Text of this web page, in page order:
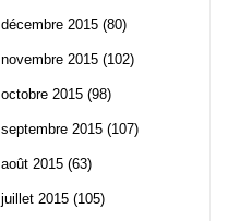
décembre 2015 (80)
novembre 2015 (102)
octobre 2015 (98)
septembre 2015 (107)
août 2015 (63)
juillet 2015 (105)